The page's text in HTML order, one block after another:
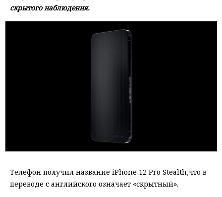
скрытого наблюдения.
Телефон получил название iPhone 12 Pro Stealth,что в
переводе с английского означает «скрытный».